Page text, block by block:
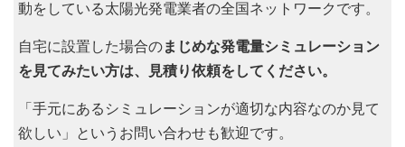
動をしている太陽光発電業者の全国ネットワークです。
自宅に設置した場合のまじめな発電量シミュレーション
を見てみたい方は、見積り依頼をしてください。
「手元にあるシミュレーションが適切な内容なのか見て
欲しい」というお問い合わせも歓迎です。